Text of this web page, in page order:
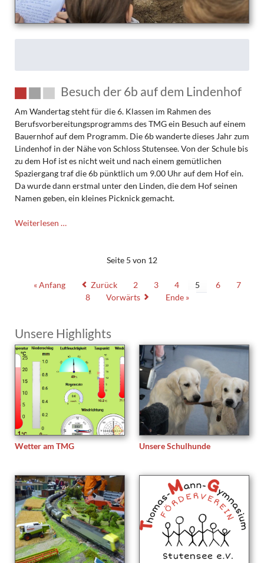
Besuch der 6b auf dem Lindenhof
Am Wandertag steht für die 6. Klassen im Rahmen des
Berufsvorbereitungsprogramms des TMG ein Besuch auf einem
Bauernhof auf dem Programm. Die 6b wanderte dieses Jahr zum
Lindenhof in der Nähe von Schloss Stutensee. Von der Schule bis
zu dem Hof ist es nicht weit und nach einem gemütlichen
Spaziergang traf die 6b pünktlich um 9.00 Uhr auf dem Hof ein.
Da wurde dann erstmal unter den Linden, die dem Hof seinen
Namen geben, ein kleines Picknick gemacht.
Weiterlesen …
Lindenhof
Seite 5 von 12
« Anfang Zurück 2 3 4 5 6
7
8
Vorwärts Ende »
Unsere Highlights
Wetter am TMG Unsere Schulhunde